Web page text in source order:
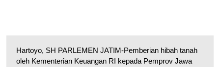
Hartoyo, SH PARLEMEN JATIM-Pemberian hibah tanah
oleh Kementerian Keuangan RI kepada Pemprov Jawa